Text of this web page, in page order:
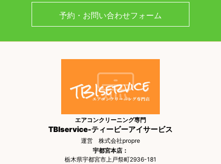
予約・お問い合わせフォーム
エアコンクリーニング専門
TBIservice-ティービーアイサービス
運営 株式会社propre
宇都宮本店：
栃木県宇都宮市上戸祭町2936-181